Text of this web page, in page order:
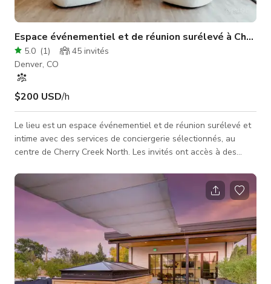
Espace événementiel et de réunion surélevé à Cherry
5.0 (1) 45 invités
Denver, CO
$200 USD/h
Le lieu est un espace événementiel et de réunion surélevé et
intime avec des services de conciergerie sélectionnés, au
centre de Cherry Creek North. Les invités ont accès à des
créativité et favoriser la connexion humaine. Nous veillons à
ce que chaque détail de votre rassemblement d'entreprise ou
événement social soit exécuté sans faille pour activer votre
expérience de marque à chaque point de contact. Le lieu of